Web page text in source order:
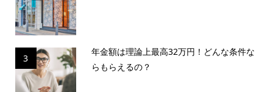
3
年金額は理論上最高32万円！どんな条件な
らもらえるの？